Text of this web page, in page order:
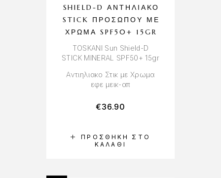
ΠΡΟΣΘΉΚΗ ΣΤΟ
ΚΑΛΆΘΙ
SHIELD-D ΑΝΤΗΛΙΑΚΌ
STICK ΠΡΟΣΏΠΟΥ ΜΕ
ΧΡΏΜΑ SPF50+ 15GR
TOSKANI Sun Shield-D
STICK MINERAL SPF50+ 15gr
Αντιηλιακο Στικ με Χρωμα
εφε μεικ-απ
€36.90